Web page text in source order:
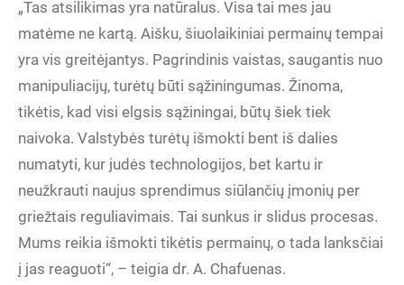
„Tas atsilikimas yra natūralus. Visa tai mes jau
matėme ne kartą. Aišku, šiuolaikiniai permainų tempai
yra vis greitėjantys. Pagrindinis vaistas, saugantis nuo
manipuliacijų, turėtų būti sąžiningumas. Žinoma,
tikėtis, kad visi elgsis sąžiningai, būtų šiek tiek
naivoka. Valstybės turėtų išmokti bent iš dalies
numatyti, kur judės technologijos, bet kartu ir
neužkrauti naujus sprendimus siūlančių įmonių per
griežtais reguliavimais. Tai sunkus ir slidus procesas.
Mums reikia išmokti tikėtis permainų, o tada lanksčiai
į jas reaguoti“, – teigia dr. A. Chafuenas.